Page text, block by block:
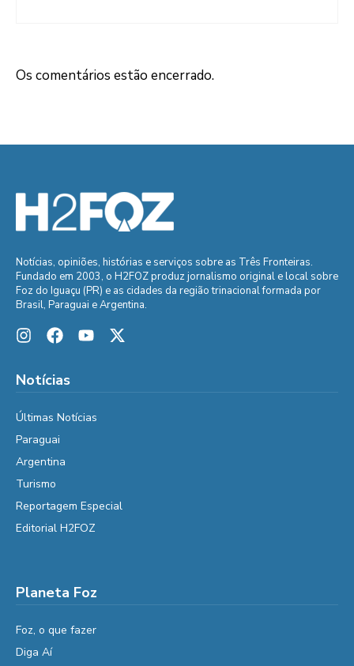
Os comentários estão encerrado.
Notícias, opiniões, histórias e serviços sobre as Três Fronteiras.
Fundado em 2003, o H2FOZ produz jornalismo original e local sobre
Foz do Iguaçu (PR) e as cidades da região trinacional formada por
Brasil, Paraguai e Argentina.
Notícias
Últimas Notícias
Paraguai
Argentina
Turismo
Reportagem Especial
Editorial H2FOZ
Planeta Foz
Foz, o que fazer
Diga Aí